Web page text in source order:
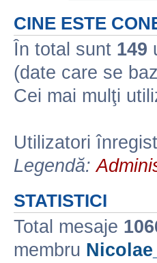
CINE ESTE
În total sunt 149
(date care se
Cei mai mulţi
Utilizatori
Legendă:
STATISTICI
Total mesaje
membru